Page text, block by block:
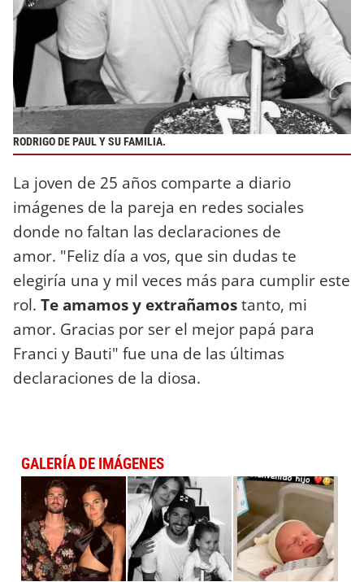
RODRIGO DE PAUL Y SU FAMILIA.
La joven de 25 años comparte a diario
imágenes de la pareja en redes sociales
donde no faltan las declaraciones de
amor. "Feliz día a vos, que sin dudas te
elegiría una y mil veces más para cumplir este
rol. Te amamos y extrañamostanto, mi
amor. Gracias por ser el mejor papá para
Franci y Bauti" fue una de las últimas
declaraciones de la diosa.
GALERÍA DE IMÁGENES